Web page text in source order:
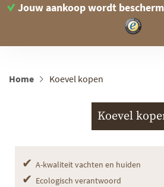
Jouw aankoop wordt
Home Koevel kopen
Koevel
✔ A-kwaliteit vachten en huiden
✔ Ecologisch verantwoord